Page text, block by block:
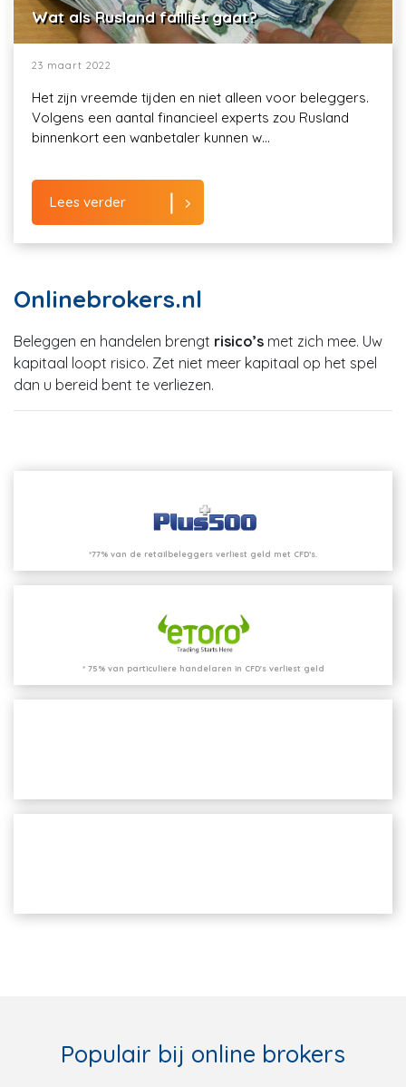
Wat als Rusland failliet gaat?
23 maart 2022
Het zijn vreemde tijden en niet alleen voor beleggers.
Volgens een aantal financieel experts zou Rusland
binnenkort een wanbetaler kunnen w...
Lees verder
Onlinebrokers.nl
Beleggen en handelen brengt risico’s met zich mee. Uw
kapitaal loopt risico. Zet niet meer kapitaal op het spel
dan u bereid bent te verliezen.
*77% van de retailbeleggers verliest geld met CFD’s.
* 75% van particuliere handelaren in CFD's verliest geld
Populair bij online brokers